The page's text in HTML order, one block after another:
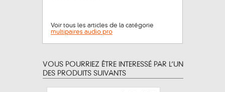
Voir tous les articles de la catégorie
multipaires audio pro
VOUS POURRIEZ ÊTRE INTERESSÉ PAR L’UN
DES PRODUITS SUIVANTS